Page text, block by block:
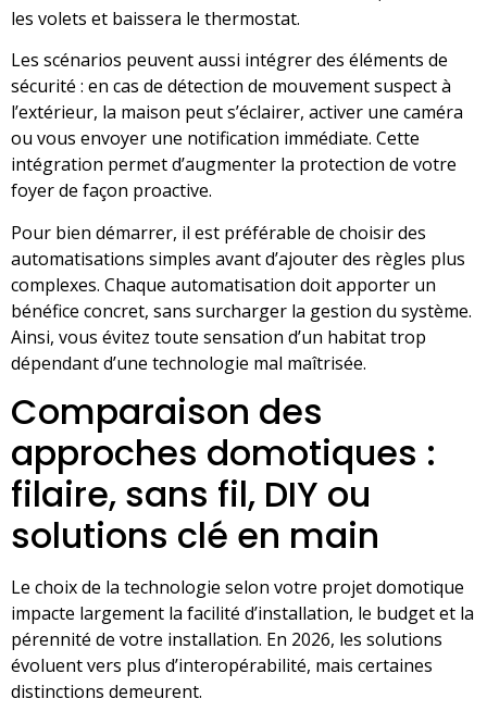
les volets et baissera le thermostat.
Les scénarios peuvent aussi intégrer des éléments de
sécurité : en cas de détection de mouvement suspect à
l’extérieur, la maison peut s’éclairer, activer une caméra
ou vous envoyer une notification immédiate. Cette
intégration permet d’augmenter la protection de votre
foyer de façon proactive.
Pour bien démarrer, il est préférable de choisir des
automatisations simples avant d’ajouter des règles plus
complexes. Chaque automatisation doit apporter un
bénéfice concret, sans surcharger la gestion du système.
Ainsi, vous évitez toute sensation d’un habitat trop
dépendant d’une technologie mal maîtrisée.
Comparaison des
approches domotiques :
filaire, sans fil, DIY ou
solutions clé en main
Le choix de la technologie selon votre projet domotique
impacte largement la facilité d’installation, le budget et la
pérennité de votre installation. En 2026, les solutions
évoluent vers plus d’interopérabilité, mais certaines
distinctions demeurent.